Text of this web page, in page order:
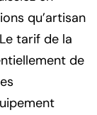
qu’artisan
tarif de la
de